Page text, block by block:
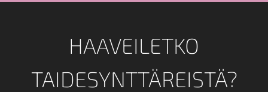
HAAVEILETKO
TAIDESYNTTÄREISTÄ?